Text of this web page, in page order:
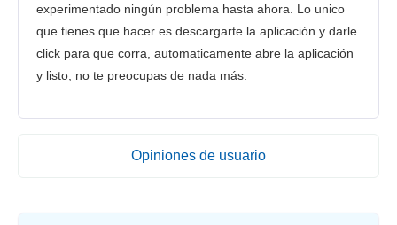
experimentado ningún problema hasta ahora. Lo unico
que tienes que hacer es descargarte la aplicación y darle
click para que corra, automaticamente abre la aplicación
y listo, no te preocupas de nada más.
Opiniones de usuario